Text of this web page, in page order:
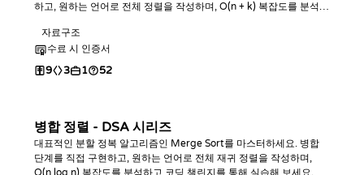
하고, 원하는 언어로 전체 정렬을 작성하며, O(n + k) 복잡도를 분석하
자료구조
수료 시 인증서
9 3 1 52
병합 정렬 - DSA 시리즈
대표적인 분할 정복 알고리즘인 Merge Sort를 마스터하세요. 병합
단계를 직접 구현하고, 원하는 언어로 전체 재귀 정렬을 작성하며,
O(n log n) 복잡도를 분석하고 코딩 챌린지를 통해 실습해 보세요.